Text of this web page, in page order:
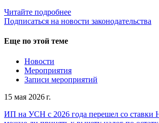
Читайте подробнее
Подписаться на новости законодательства
Еще по этой теме
Новости
Мероприятия
Записи мероприятий
15 мая 2026 г.
ИП на УСН с 2026 года перешел со ставки